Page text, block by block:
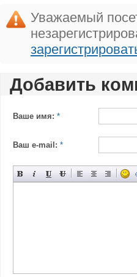
Уважаемый
Добавить
Ваше имя: *
Ваш e-mail: *